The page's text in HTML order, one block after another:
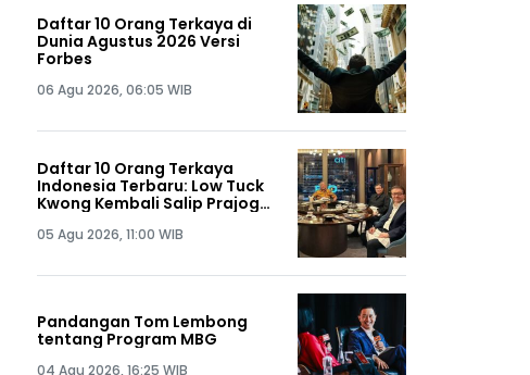
Daftar 10 Orang Terkaya di
Dunia Agustus 2026 Versi
Forbes
06 Agu 2026, 06:05 WIB
Daftar 10 Orang Terkaya
Indonesia Terbaru: Low Tuck
Kwong Kembali Salip Prajogo
05 Agu 2026, 11:00 WIB
Pandangan Tom Lembong
tentang Program MBG
04 Agu 2026, 16:25 WIB